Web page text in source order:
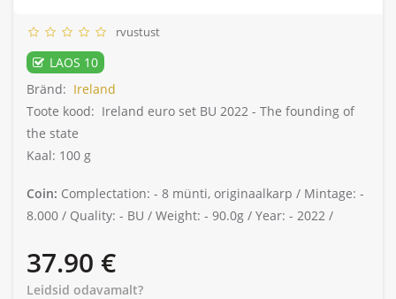
rvustust
LAOS 10
Bränd: Ireland
Toote kood: Ireland euro set BU 2022 - The founding of
the state
Kaal: 100 g
Coin: Complectation: - 8 münti, originaalkarp / Mintage: -
8.000 / Quality: - BU / Weight: - 90.0g / Year: - 2022 /
37.90 €
Leidsid odavamalt?